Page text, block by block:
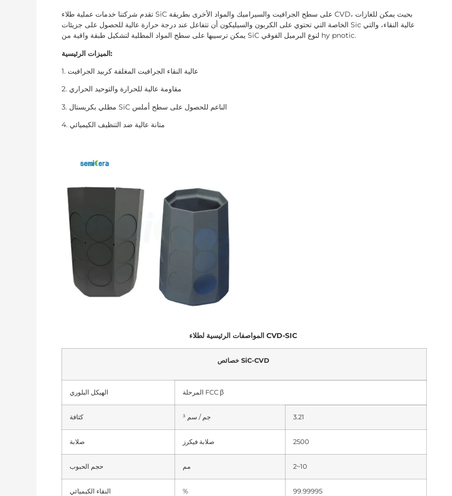
تقدم شركتنا خدمات عملية طلاء SiC على سطح الجرافيت والسيراميك والمواد الأخرى بطريقة CVD، بحيث يمكن للغازات
الخاصة التي تحتوي على الكربون والسيليكون أن تتفاعل عند درجة حرارة عالية للحصول على جزيئات Sic عالية النقاء، والتي
يمكن ترسيبها على سطح المواد المطلية لتشكيل طبقة واقية من SiC لنوع البرميل الفوقي hy pnotic.
الميزات الرئيسية:
المواصفات الرئيسية لطلاء CVD-SIC
خصائص SiC-CVD
الهيكل البلوري المرحلة FCC β
كثافة جم / سم ³ 3.21
صلابة صلابة فيكرز 2500
حجم الحبوب مم 2~10
النقاء الكيميائي % 99.99995